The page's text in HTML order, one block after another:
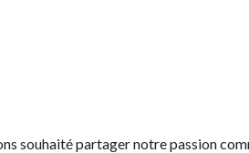
souhaité partager notre passion